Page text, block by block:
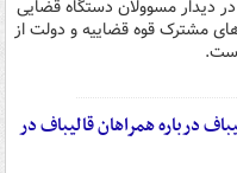
دیدار مسوولان دستگاه قضایی
مشترک قوه قضاییه و دولت از
درباره همراهان قالیباف در